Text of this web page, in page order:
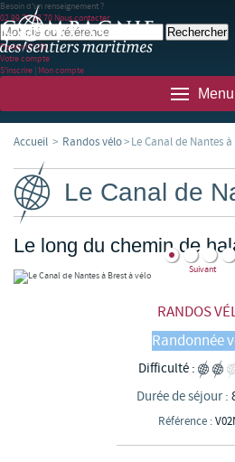
Besoin d'un renseignement ?
02 99 78 83 70 Nous contacter
Panier(0)(0)
Votre compte
S'inscrire | Mon compte
Menu
Accueil > Randos vélo>Le Canal de Nantes
Le Canal de
Le long du chemin de
Suivant
RANDOS
Randonnée
Difficulté :
Durée de séjour :
Référence :